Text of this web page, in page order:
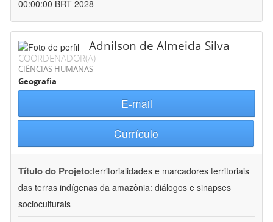
00:00:00 BRT 2028
Adnilson de Almeida Silva
COORDENADOR(A)
CIÊNCIAS HUMANAS
Geografia
E-mail
Currículo
Título do Projeto:territorialidades e marcadores territoriais
das terras indígenas da amazônia: diálogos e sinapses
socioculturais